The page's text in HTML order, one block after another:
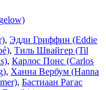
, Эдди Гриффин (Eddie
, Тиль Швайгер (Til
, Карлос Понс (Carlos
, Ханна Вербум (Hanna
, Бастиаан Рагас